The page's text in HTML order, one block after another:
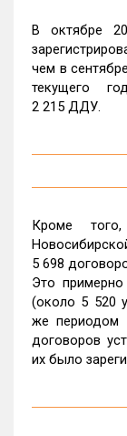
В октябре
чем в
текущего
2 215 ДДУ.
Кроме
5 698
Это
(около 5 520
же периодом
договоров
их было